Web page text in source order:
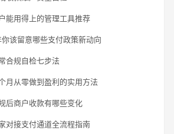
能用得上的管理工具推荐
该留意哪些支付政策新动向
合规自检七步法
月从零做到盈利的实用方法
后商户收款有哪些变化
对接支付通道全流程指南